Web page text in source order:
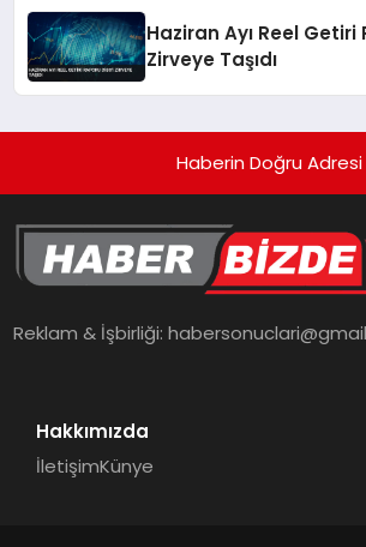
Haziran Ayı Reel Getiri
Zirveye Taşıdı
Haberin Doğru Adresi
Reklam & İşbirliği:
Hakkımızda
İletişimKünye